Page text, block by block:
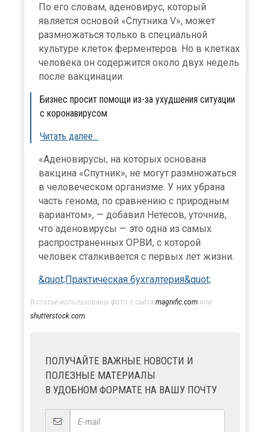
По его словам, аденовирус, который
является основой «Спутника V», может
размножаться только в специальной
культуре клеток ферментеров. Но в клетках
человека он содержится около двух недель
после вакцинации.
Бизнес просит помощи из-за ухудшения ситуации
с коронавирусом
Читать далее…
«Аденовирусы, на которых основана
вакцина «Спутник», не могут размножаться
в человеческом организме. У них убрана
часть генома, по сравнению с природным
вариантом», — добавил Нетесов, уточнив,
что аденовирусы — это одна из самых
распространенных ОРВИ, с которой
человек сталкивается с первых лет жизни.
&quot;Практическая бухгалтерия&quot;
В статье использованы фото с сайта magnific.com или
shutterstock.com
ПОЛУЧАЙТЕ ВАЖНЫЕ НОВОСТИ И
ПОЛЕЗНЫЕ МАТЕРИАЛЫ
В УДОБНОМ ФОРМАТЕ НА ВАШУ ПОЧТУ